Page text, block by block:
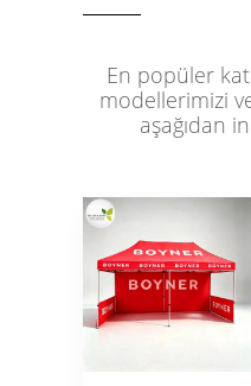
En popüler
modellerimizi
aşağıdan